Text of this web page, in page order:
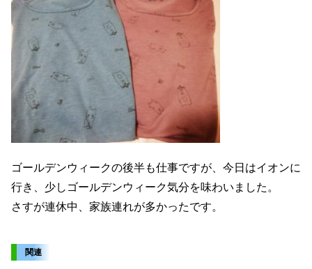
ゴールデンウィークの後半も仕事ですが、今日はイオンに
行き、少しゴールデンウィーク気分を味わいました。
さすが連休中、家族連れが多かったです。
関連